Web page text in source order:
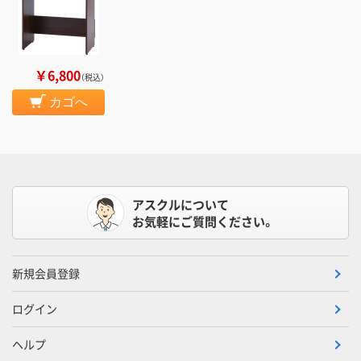
￥6,800（税込）
カゴへ
アスクルについて
お気軽にご質問ください。
新規会員登録
ログイン
ヘルプ